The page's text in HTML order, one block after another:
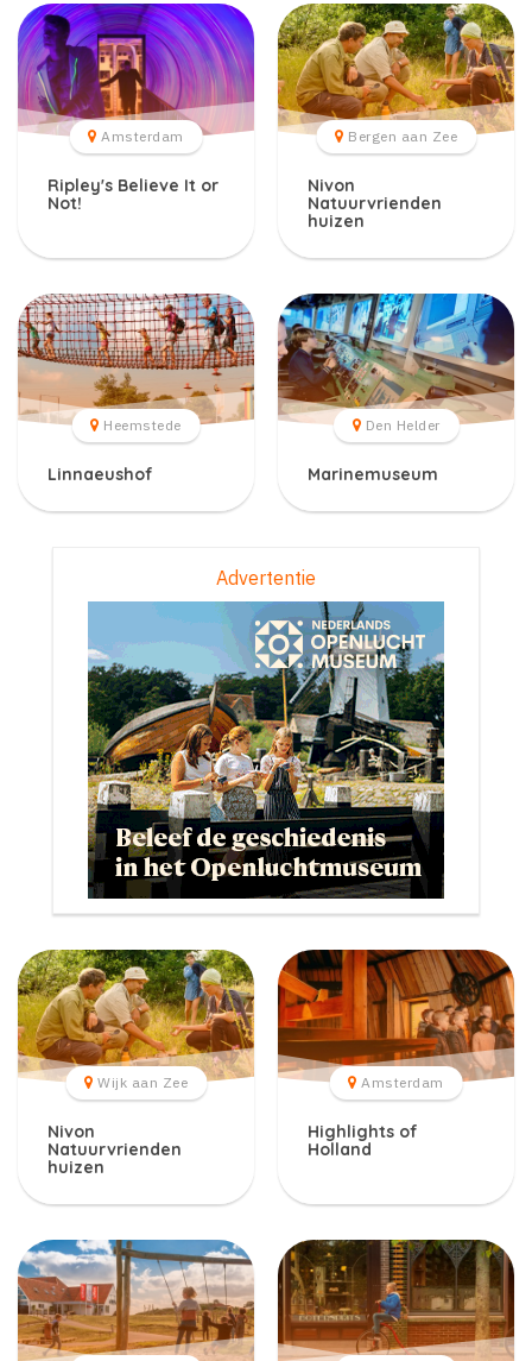
Amsterdam
Ripley's Believe It or
Not!
Bergen aan Zee
Nivon
Natuurvrienden
huizen
Heemstede
Linnaeushof
Den Helder
Marinemuseum
Advertentie
Wijk aan Zee
Nivon
Natuurvrienden
huizen
Amsterdam
Highlights of
Holland